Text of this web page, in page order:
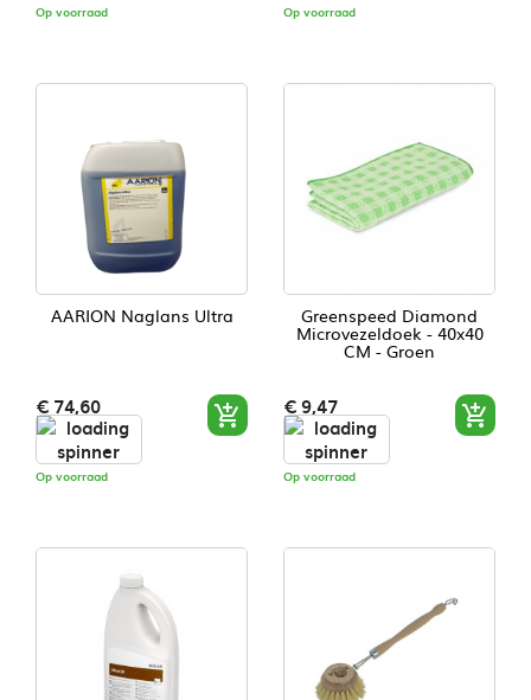
Op voorraad Op voorraad
AARION Naglans Ultra
€ 74,60
Op voorraad

Greenspeed Diamond
Microvezeldoek - 40x40
CM - Groen
€ 9,47
Op voorraad
